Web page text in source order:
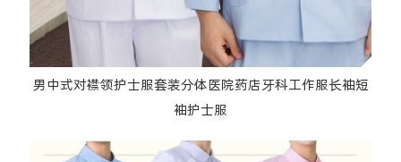
男中式对襟领护士服套装分体医院药店牙科工作服长袖短
袖护士服